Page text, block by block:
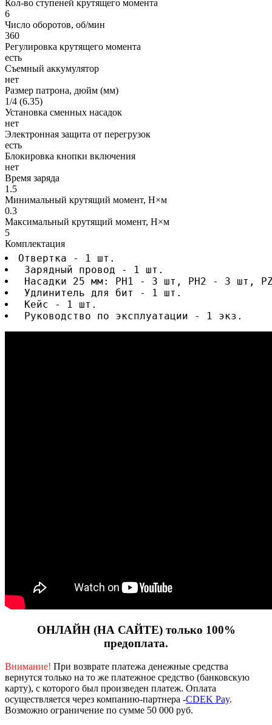
Кол-во ступеней крутящего момента
6
Число оборотов, об/мин
360
Регулировка крутящего момента
есть
Съемный аккумулятор
нет
Размер патрона, дюйм (мм)
1/4 (6.35)
Установка сменных насадок
нет
Электронная защита от перегрузок
есть
Блокировка кнопки включения
нет
Время заряда
1.5
Минимальный крутящий момент, Н×м
0.3
Максимальный крутящий момент, Н×м
5
Комплектация
Отвертка - 1 шт.
Зарядный провод - 1 шт.
Насадки 25 мм: PH1 - 3 шт, PH2 - 3
Удлинитель для бит - 1 шт.
Кейс - 1 шт.
Руководство по эксплуатации - 1 экз.
ОНЛАЙН (НА САЙТЕ) только 100%
предоплата.
Внимание! При возврате платежа денежные средства
вернутся только на то же платежное средство (банковскую
карту), с которого был произведен платеж. Оплата
осуществляется через компанию-партнера -CDEK Pay.
Возможно ограничение по сумме 50 000 руб.